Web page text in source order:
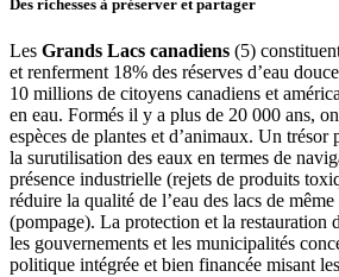
Des richesses à préserver et partager
Les Grands Lacs canadiens (5)
et renferment 18% des réserves d’eau
10 millions de citoyens canadiens et
en eau. Formés il y a plus de 20 000 ans,
espèces de plantes et d’animaux. Un
la surutilisation des eaux en termes de
présence industrielle (rejets de produits
réduire la qualité de l’eau des lacs de
(pompage). La protection et la restauration
les gouvernements et les municipalités
politique intégrée et bien financée misant